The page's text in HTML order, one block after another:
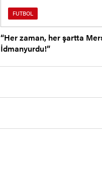
FUTBOL
“Her zaman, her şartta
İdmanyurdu!”